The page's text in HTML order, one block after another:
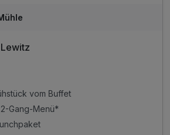
vom Buffet
Gang-Menü*